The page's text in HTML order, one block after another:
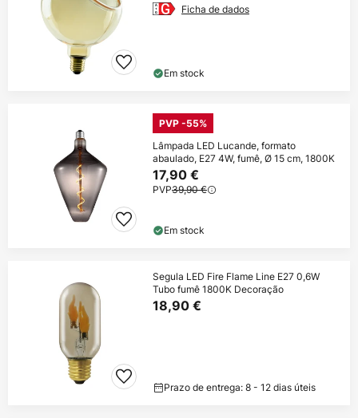
Ficha de dados
Em stock
PVP -55%
Lâmpada LED Lucande, formato
abaulado, E27 4W, fumê, Ø 15 cm, 1800K
17,90 €
PVP39,90 €
Em stock
Segula LED Fire Flame Line E27 0,6W
Tubo fumê 1800K Decoração
18,90 €
Prazo de entrega: 8 - 12 dias úteis